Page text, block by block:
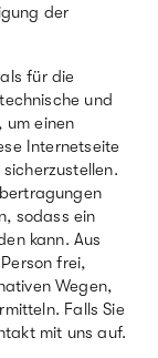
der
für die
und
um einen
Internetseite
sodass ein
kann. Aus
frei,
Wegen,
Falls Sie
mit uns auf.